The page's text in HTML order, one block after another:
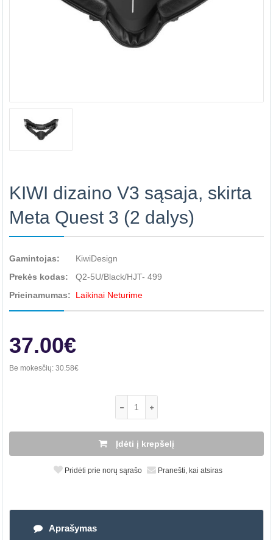
KIWI dizaino V3 sąsaja, skirta
Meta Quest 3 (2 dalys)
Gamintojas:
KiwiDesign
Prekės kodas:
Q2-5U/Black/HJT- 499
Prieinamumas:
Laikinai Neturime
37.00€
Be mokesčių: 30.58€
Įdėti į krepšelį
Pridėti prie norų sąrašo Pranešti, kai atsiras
Aprašymas